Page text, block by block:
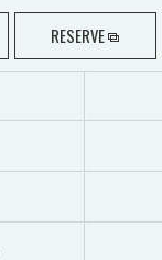
RESERVE